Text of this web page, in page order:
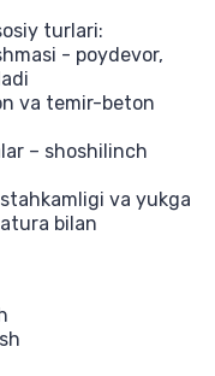
turlari:
- poydevor,
va temir-beton
– shoshilinch
va yukga
bilan